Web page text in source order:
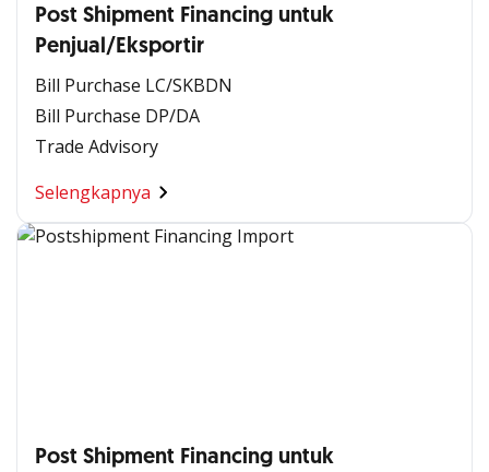
Post Shipment Financing untuk
Penjual/Eksportir
Bill Purchase LC/SKBDN
Bill Purchase DP/DA
Trade Advisory
Selengkapnya
Post Shipment Financing untuk